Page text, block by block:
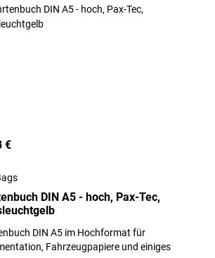
€
DIN A5 - hoch, Pax-Tec,
DIN A5 im Hochformat für
Fahrzeugpapiere und einiges